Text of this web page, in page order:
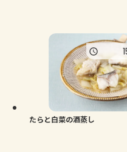
トーク
よくあるお問
お買い物
たらと白菜の酒蒸し